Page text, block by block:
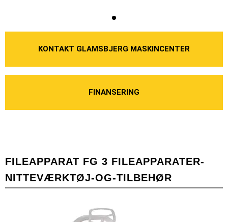
KONTAKT GLAMSBJERG MASKINCENTER
FINANSERING
FILEAPPARAT FG 3 FILEAPPARATER-
NITTEVÆRKTØJ-OG-TILBEHØR